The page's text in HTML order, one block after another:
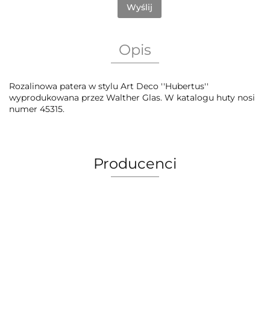
Wyślij
Opis
Rozalinowa patera w stylu Art Deco ''Hubertus''
wyprodukowana przez Walther Glas. W katalogu huty nosi
numer 45315.
Producenci